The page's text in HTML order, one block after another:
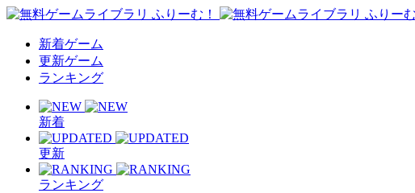
新着ゲーム
更新ゲーム
ランキング
新着
更新
ランキング